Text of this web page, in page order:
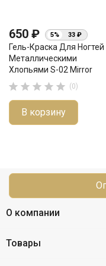
650 ₽ 5% 33 ₽
Гель-Краска Для Ногтей
Металлическими
Хлопьями S-02 Mirror
     (0)
В корзину
О компании
Товары